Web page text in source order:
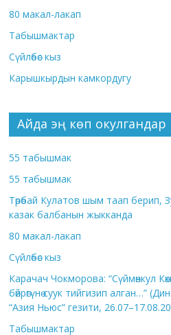
80 макал-лакап
Табышмактар
Сүйлөбөс кыз
Карышкырдын камкордугу
Айда эң көп окулгандар
55 табышмак
55 табышмак
Төрөбай Кулатов шым таап берип,
казак балбанын жыкканда
80 макал-лакап
Сүйлөбөс кыз
Карачач Чокморова: “Сүймөнкул
бөйрөгүнө суук тийгизип алган…”
“Азия Ньюс” гезити,
Табышмактар